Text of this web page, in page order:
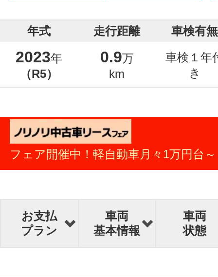
年式 走行距離 車検有無
2023年
（R5）
0.9万
km
車検１年
き
フェア開催中！軽自動車月々1万円台～
お支払
プラン
車両
基本情報
車両
状態